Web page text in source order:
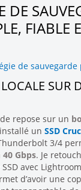
DE
FIABLE
SUR
repose sur un
un SSD
3/4
40 Gbps. Je
avec
d’avoir une